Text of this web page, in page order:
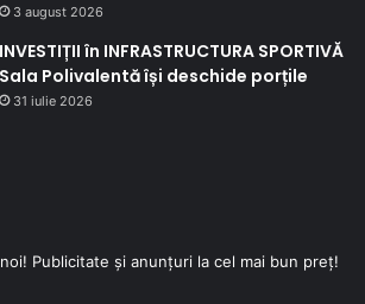
3 august 2026
INVESTIȚII în INFRASTRUCTURA SPORTIVĂ
Sala Polivalentă își deschide porțile
31 iulie 2026
Publicitate și anunțuri la cel mai bun preț!